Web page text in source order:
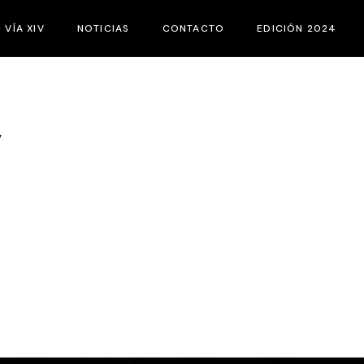
VÍA XIV NOTICIAS CONTACTO EDICIÓN 2024